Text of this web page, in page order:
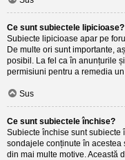
Ce sunt subiectele lipicioase?
Subiecte lipicioase apar pe
De multe ori sunt importante,
posibil. La fel ca în anunțurile
permisiuni pentru a remedia
Sus
Ce sunt subiectele închise?
Subiecte închise sunt subiecte
sondajele conținute în acestea
din mai multe motive. Această